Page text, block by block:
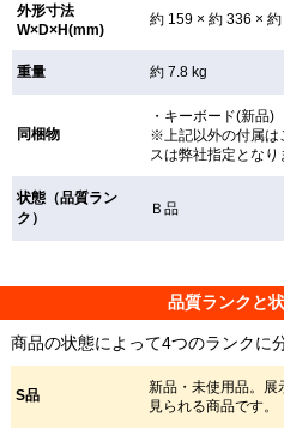
外形寸法
W×D×H(mm)
約 159 × 約 336 ×
重量 約 7.8 kg
同梱物
・キーボード(新
※上記以外の付属は
スは弊社指定となり
状態（品質ラン
ク）
Ｂ品
品質ランクと
商品の状態によって4つのランクに
S品
新品・未使用品。展
見られる商品です。